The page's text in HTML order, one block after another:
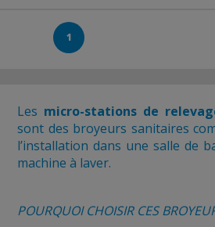
1
Les micro-stations de
sont des broyeurs sanitaires
l’installation dans une salle de
machine à laver.
POURQUOI CHOISIR CES